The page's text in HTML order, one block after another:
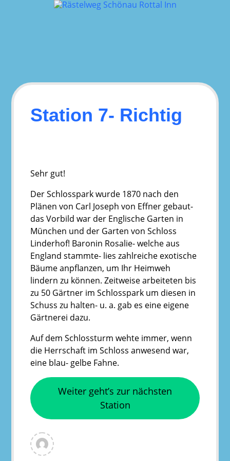
Station 7- Richtig
Sehr gut!
Der Schlosspark wurde 1870 nach den
Plänen von Carl Joseph von Effner gebaut-
das Vorbild war der Englische Garten in
München und der Garten von Schloss
Linderhof! Baronin Rosalie- welche aus
England stammte- lies zahlreiche exotische
Bäume anpflanzen, um Ihr Heimweh
lindern zu können. Zeitweise arbeiteten bis
zu 50 Gärtner im Schlosspark um diesen in
Schuss zu halten- u. a. gab es eine eigene
Gärtnerei dazu.
Auf dem Schlossturm wehte immer, wenn
die Herrschaft im Schloss anwesend war,
eine blau- gelbe Fahne.
Weiter geht’s zur nächsten
Station
View
all
posts